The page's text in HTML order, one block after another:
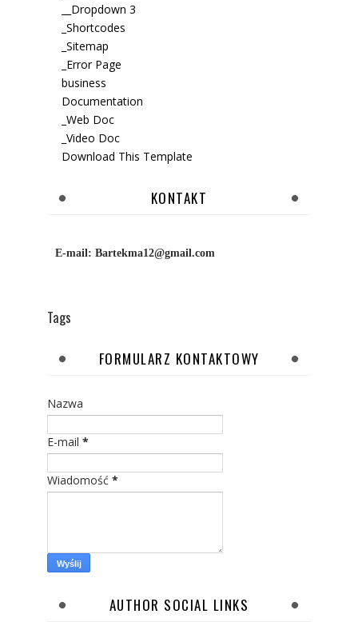
__Dropdown 3
_Shortcodes
_Sitemap
_Error Page
business
Documentation
_Web Doc
_Video Doc
Download This Template
KONTAKT
E-mail: Bartekma12@gmail.com
Tags
FORMULARZ KONTAKTOWY
Nazwa
E-mail *
Wiadomość *
AUTHOR SOCIAL LINKS